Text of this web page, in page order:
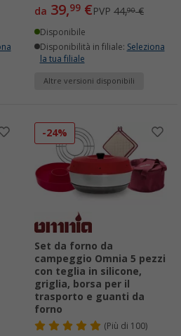
da 39,99 €PVP 44,90€
Disponibile
Disponibilità in filiale: Seleziona
la tua filiale
Altre versioni disponibili
-24%
Set da forno da
campeggio Omnia 5 pezzi
con teglia in silicone,
griglia, borsa per il
trasporto e guanti da
forno
( Più di 100)